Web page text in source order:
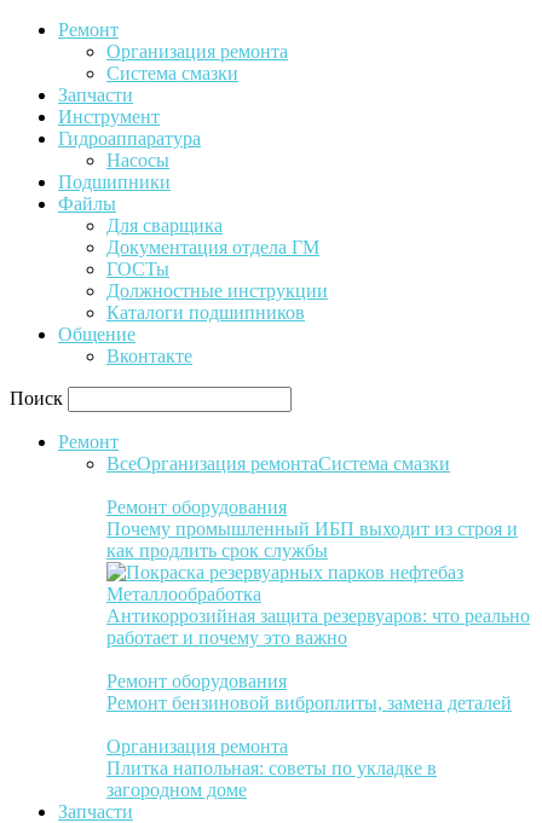
Ремонт
Организация ремонта
Система смазки
Запчасти
Инструмент
Гидроаппаратура
Насосы
Подшипники
Файлы
Для сварщика
Документация отдела ГМ
ГОСТы
Должностные инструкции
Каталоги подшипников
Общение
Вконтакте
Поиск
Ремонт
ВсеОрганизация ремонтаСистема смазки
Ремонт оборудования
Почему промышленный ИБП выходит из строя и
как продлить срок службы
Металлообработка
Антикоррозийная защита резервуаров: что реально
работает и почему это важно
Ремонт оборудования
Ремонт бензиновой виброплиты, замена деталей
Организация ремонта
Плитка напольная: советы по укладке в
загородном доме
Запчасти